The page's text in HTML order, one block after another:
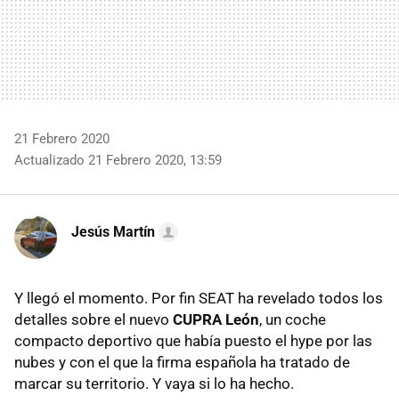
21 Febrero 2020
Actualizado 21 Febrero 2020, 13:59
Jesús Martín
Y llegó el momento. Por fin SEAT ha revelado todos los
detalles sobre el nuevo CUPRA León, un coche
compacto deportivo que había puesto el hype por las
nubes y con el que la firma española ha tratado de
marcar su territorio. Y vaya si lo ha hecho.